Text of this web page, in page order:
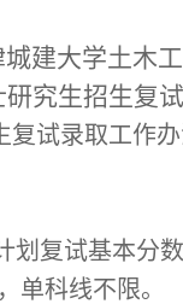
城建大学土木
研究生招生复
复试录取工作
划复试基本分
单科线不限。